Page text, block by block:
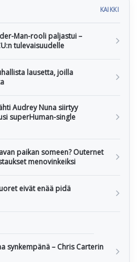
KAIKKI
Man-rooli paljastui –
tulevaisuudelle
lausetta, joilla
Audrey Nuna siirtyy
superHuman-single
paikan someen? Outernet
menovinkeiksi
eivät enää pidä
synkempänä – Chris Carterin